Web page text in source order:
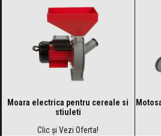
Moara electrica pentru cereale si
stiuleti
Clic și Vezi Oferta!